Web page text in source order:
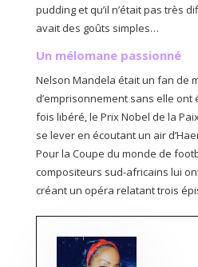
pudding et qu’il n’était pas très
avait des goûts simples…
Un mélomane passionné
Nelson Mandela était un fan de
d’emprisonnement sans elle
fois libéré, le Prix Nobel de la
se lever en écoutant un air
Pour la Coupe du monde de
compositeurs sud-africains lui
créant un opéra relatant trois